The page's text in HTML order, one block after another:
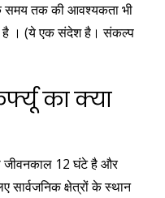
समय तक की आवश्यकता भी
है । (ये एक संदेश है। संकल्प
का क्या
जीवनकाल 12 घंटे है और
सार्वजनिक क्षेत्रों के स्थान